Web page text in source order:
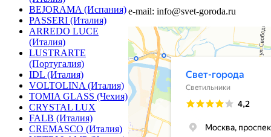
BEJORAMA (Испания)
PASSERI (Италия)
ARREDO LUCE
(Италия)
LUSTRARTE
(Португалия)
IDL (Италия)
VOLTOLINA (Италия)
TOMIA GLASS (Чехия)
CRYSTAL LUX
FALB (Италия)
CREMASCO (Италия)
e-mail: info@svet-goroda.ru